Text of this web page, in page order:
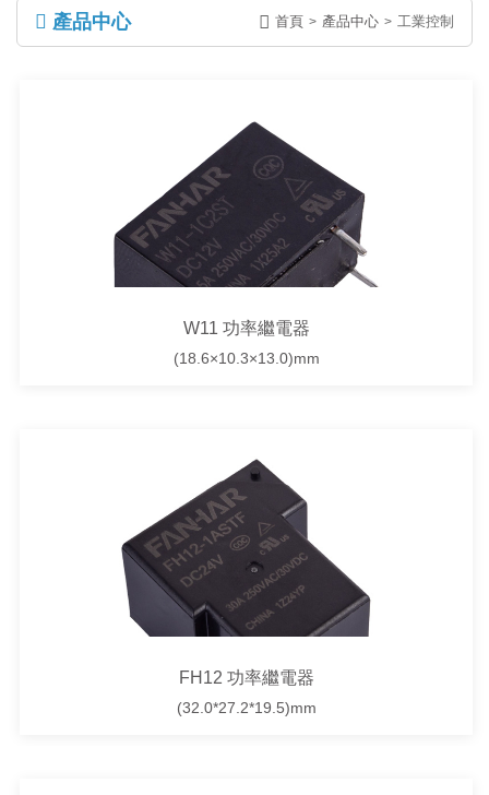
司
產品中心 首頁 > 產品中心 > 工業控制
W11 功率繼電器
(18.6×10.3×13.0)mm
FH12 功率繼電器
(32.0*27.2*19.5)mm